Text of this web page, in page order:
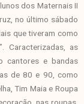
dos Maternais II
no último sábado
que tiveram como
Caracterizadas, as
cantores e bandas
de 80 e 90, como
Tim Maia e Roupa